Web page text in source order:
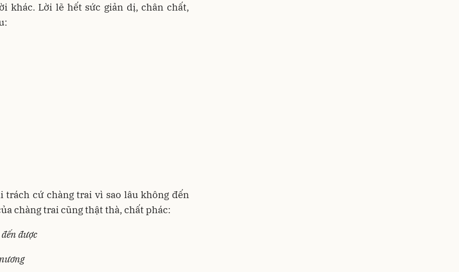
khác. Lời lẽ hết sức giản dị, chân chất,
trách cứ chàng trai vì sao lâu không đến
chàng trai cũng thật thà, chất phác:
được